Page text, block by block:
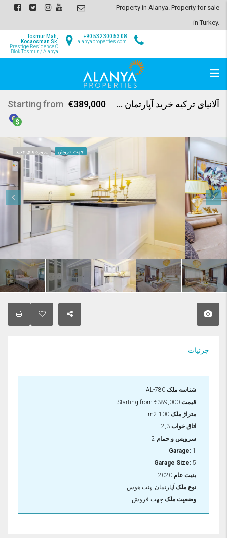
Property in Alanya. Property for sale
in Turkey.
Tosmur Mah,
Kocaosman Sk.
Prestige Residence C
Blok Tosmur / Alanya
+90 532 300 53 08
info@alanyaproperties.com
آلانیای ترکیه خرید آپارتمان – آپارتمان های جدید، تنها 50 متر فاصله با ساحل در کارگیجاک، آلانیا Starting from €389,000
جهت فروش پروژه های جدید
جزئیات
شناسه ملک
قیمت
Starting from €389,000
متراژ ملک
اتاق خواب
سرویس و حمام
Garage: 1
Garage Size: 5
بنيت عام
نوع ملک آپارتمان, پنت هوس
وضعیت ملک جهت فروش